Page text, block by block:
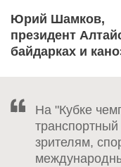
Юрий Шамков,
президент
байдарках и
На "Кубке
зрителям,